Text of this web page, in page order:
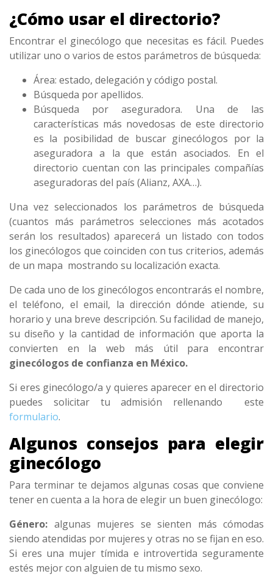
¿Cómo usar el directorio?
Encontrar el ginecólogo que necesitas es fácil. Puedes
utilizar uno o varios de estos parámetros de búsqueda:
Área: estado, delegación y código postal.
Búsqueda por apellidos.
Búsqueda por aseguradora. Una de las
características más novedosas de este directorio
es la posibilidad de buscar ginecólogos por la
aseguradora a la que están asociados. En el
directorio cuentan con las principales compañías
aseguradoras del país (Alianz, AXA…).
Una vez seleccionados los parámetros de búsqueda
(cuantos más parámetros selecciones más acotados
serán los resultados) aparecerá un listado con todos
los ginecólogos que coinciden con tus criterios, además
de un mapa mostrando su localización exacta.
De cada uno de los ginecólogos encontrarás el nombre,
el teléfono, el email, la dirección dónde atiende, su
horario y una breve descripción. Su facilidad de manejo,
su diseño y la cantidad de información que aporta la
convierten en la web más útil para encontrar
ginecólogos de confianza en México.
Si eres ginecólogo/a y quieres aparecer en el directorio
puedes solicitar tu admisión rellenando este
formulario.
Algunos consejos para elegir
ginecólogo
Para terminar te dejamos algunas cosas que conviene
tener en cuenta a la hora de elegir un buen ginecólogo:
Género: algunas mujeres se sienten más cómodas
siendo atendidas por mujeres y otras no se fijan en eso.
Si eres una mujer tímida e introvertida seguramente
estés mejor con alguien de tu mismo sexo.